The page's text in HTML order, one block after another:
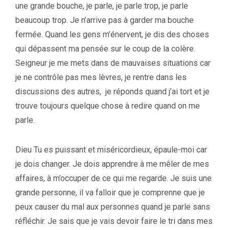
une grande bouche, je parle, je parle trop, je parle
beaucoup trop. Je n’arrive pas à garder ma bouche
fermée. Quand les gens m’énervent, je dis des choses
qui dépassent ma pensée sur le coup de la colère.
Seigneur je me mets dans de mauvaises situations car
je ne contrôle pas mes lèvres, je rentre dans les
discussions des autres, je réponds quand j’ai tort et je
trouve toujours quelque chose à redire quand on me
parle.
Dieu Tu es puissant et miséricordieux, épaule-moi car
je dois changer. Je dois apprendre à me mêler de mes
affaires, à m’occuper de ce qui me regarde. Je suis une
grande personne, il va falloir que je comprenne que je
peux causer du mal aux personnes quand je parle sans
réfléchir. Je sais que je vais devoir faire le tri dans mes